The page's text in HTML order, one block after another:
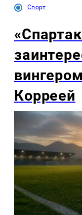
Спорт
Корреей